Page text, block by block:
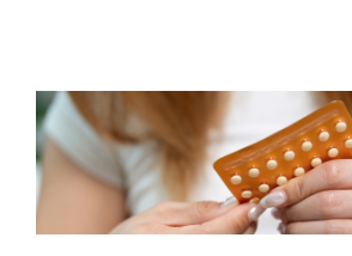
抑制精子的自然生成
睪丸素補充劑促銷.Pacey教授指出:"我在臨
淋淋的例子——如果你直接給男性注射或
他體內的自然機制,反而徹底摧毀、抑制他
源:TheGuardian(2026.07.07)
是鳳梨酵素補充品,而非直接食用鳳梨.由
據仍相當有限.吃鳳梨能提升免疫力嗎？鳳
一是維生素C.RobHobson表示,雖然沒有
提升免疫力,但維生素C可幫助免疫細胞正
感染.2014年一項為期9週、針對學童的研
公克或280公克罐頭鳳梨的孩童,感染病毒
未食用者,其中每天攝取280公克者,體內負
更靈巧,單純是因為得到了更多練習機會.
學洛杉磯分校大衛·格芬醫學院神經病學
ac在新聞稿中表示:"慣用手之所以更靈活
天生就比較擅長控制動作,而是因為我們一
具和寫字所需的那些特定、複雜的動作."
研究顯示,肢體側邊偏好在胎兒時期便已形
一側會成為慣用手.這也促成了一種理論:人